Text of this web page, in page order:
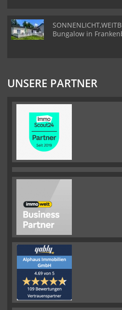
Bungalow in
UNSERE PARTNER